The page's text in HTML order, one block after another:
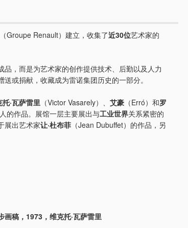
Groupe Renault）建立，收集了近30位艺术家的
，而是为艺术家的创作提供技术、后勤以及人力
或捐献，收藏成为雷诺集团历史的一部分。
托·瓦萨雷里 （Victor Vasarely）、 艾豪 （Erró）和罗
的作品。展馆一层主要展出与工业世界关系紧密的
展出艺术家让·杜布菲 （Jean Dubuffet）的作品，另
稿，1973，维克托·瓦萨雷里